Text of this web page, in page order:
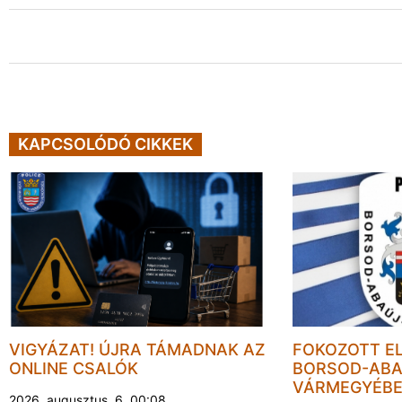
KAPCSOLÓDÓ CIKKEK
VIGYÁZAT! ÚJRA TÁMADNAK AZ
ONLINE CSALÓK
FOKOZOTT
BORSOD-